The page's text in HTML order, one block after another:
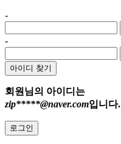
-
-
아이디 찾기
회원님의 아이디는
zip*****@naver.com입니다.
로그인